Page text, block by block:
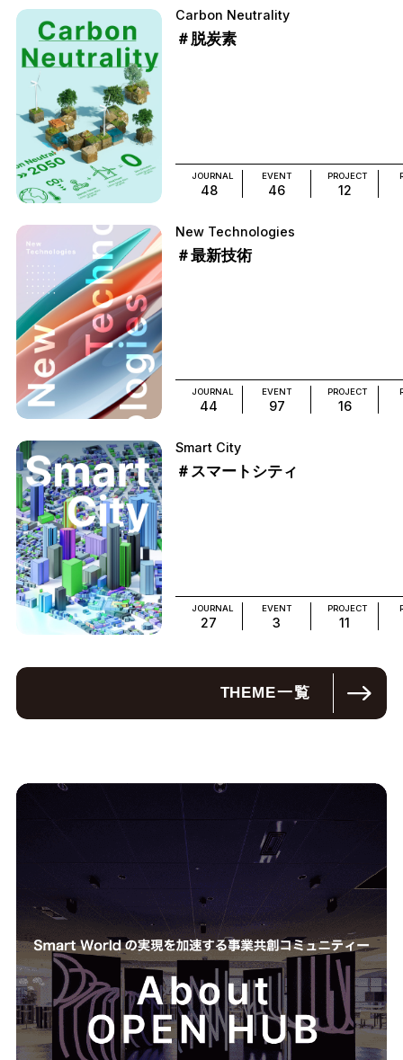
Carbon Neutrality
＃脱炭素
JOURNAL
48
EVENT
46
PROJECT
12
New Technologies
＃最新技術
JOURNAL
44
EVENT
97
PROJECT
16
Smart City
＃スマートシティ
JOURNAL
27
EVENT
3
PROJECT
11
THEME一覧